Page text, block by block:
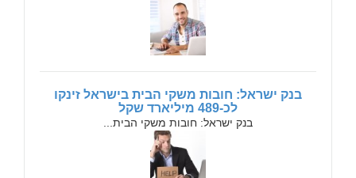
בנק ישראל: חובות משקי הבית בישראל זינקו
לכ-489 מיליארד שקל
בנק ישראל: חובות משקי הבית...